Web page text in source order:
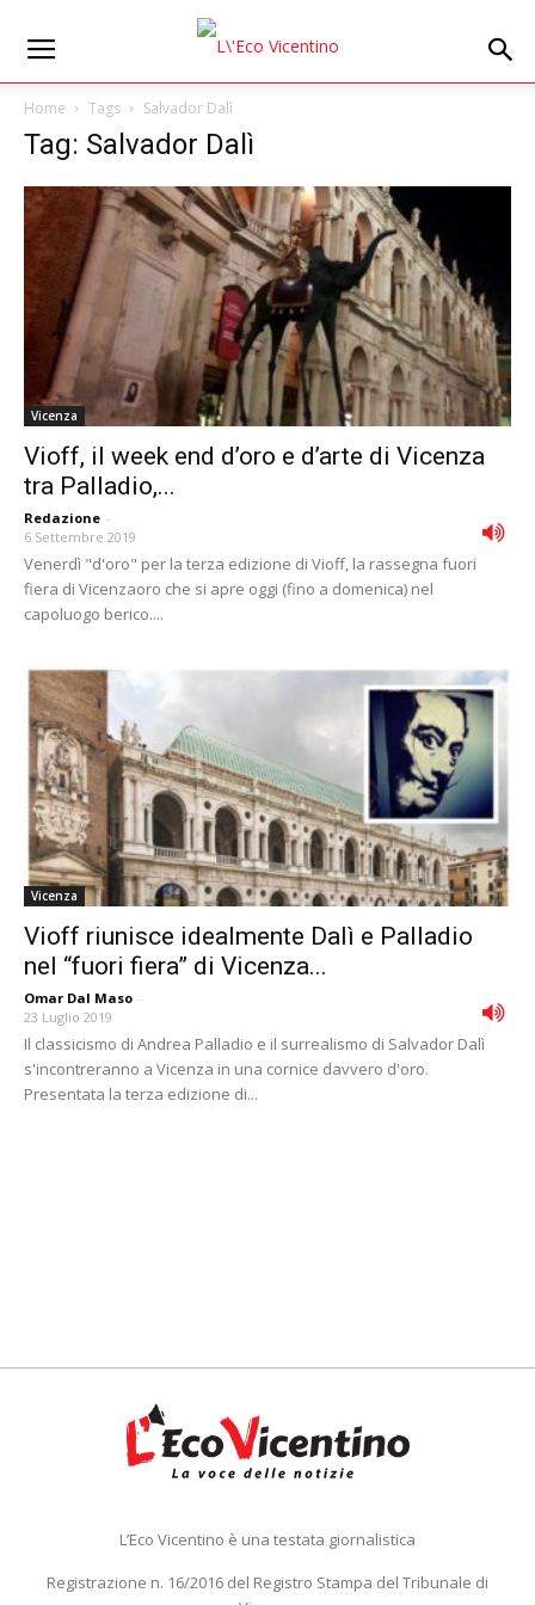
Home Tags Salvador Dalì
Tag: Salvador Dalì
Vicenza
Vioff, il week end d’oro e d’arte di Vicenza
tra Palladio,...
Redazione -
6 Settembre 2019
Venerdì "d'oro" per la terza edizione di Vioff, la rassegna fuori
fiera di Vicenzaoro che si apre oggi (fino a domenica) nel
capoluogo berico....
Vicenza
Vioff riunisce idealmente Dalì e Palladio
nel “fuori fiera” di Vicenza...
Omar Dal Maso -
23 Luglio 2019
Il classicismo di Andrea Palladio e il surrealismo di Salvador Dalì
s'incontreranno a Vicenza in una cornice davvero d'oro.
Presentata la terza edizione di...
L’Eco Vicentino è una testata giornalistica
Registrazione n. 16/2016 del Registro Stampa del Tribunale di